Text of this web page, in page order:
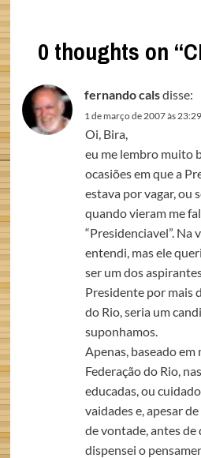
0 thoughts on “
fernando calsdisse:
1 de março de 2007 às 23:29
Oi, Bira,
eu me lembro muito
ocasiões em que a
estava por vagar, ou
quando vieram me
“Presidenciavel”. Na
entendi, mas ele
ser um dos
Presidente por mais
do Rio, seria um
suponhamos.
Apenas, baseado
Federação do Rio,
educadas, ou
vaidades e, apesar
de vontade, antes
dispensei o